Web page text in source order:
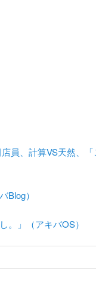
員、計算VS天然、
）
」（アキバOS）